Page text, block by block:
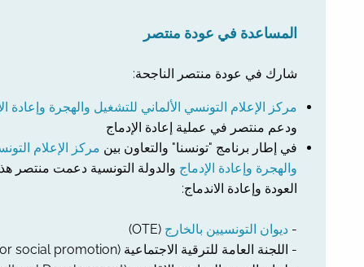
المساعدة في عودة منتصر
شارك في عودة منتصر الناجحة:
مركز الإعلام التونسي الألماني للتشغيل والهجرة وإعادة
ودعم منتصر في عملية إعادة الإدماج
في إطار برنامج "تونسنا" والتعاون بين مركز الإعلام
والهجرة وإعادة الإدماج والدولة التونسية دعمت منتصر
العودة وإعادة الاندماج:
- ديوان التونسيين بالخارج (OTE)
- اللجنة العامة للترقية الاجتماعية (General Committee for social promotion)